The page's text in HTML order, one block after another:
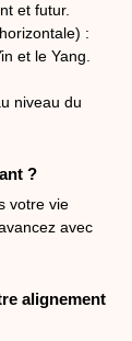
et futur.
:
et le Yang.
niveau du
?
votre vie
avec
alignement